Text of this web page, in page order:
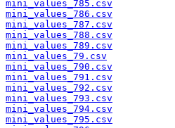
mini_values_785.csv
mini_values_786.csv
mini_values_787.csv
mini_values_788.csv
mini_values_789.csv
mini_values_79.csv
mini_values_790.csv
mini_values_791.csv
mini_values_792.csv
mini_values_793.csv
mini_values_794.csv
mini_values_795.csv